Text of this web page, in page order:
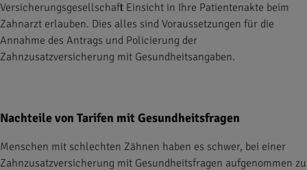
Versicherungsgesellschaft Einsicht in Ihre Patientenakte beim
Zahnarzt erlauben. Dies alles sind Voraussetzungen für die
Annahme des Antrags und Policierung der
Zahnzusatzversicherung mit Gesundheitsangaben.
Nachteile von Tarifen mit Gesundheitsfragen
Menschen mit schlechten Zähnen haben es schwer, bei einer
Zahnzusatzversicherung mit Gesundheitsfragen aufgenommen zu